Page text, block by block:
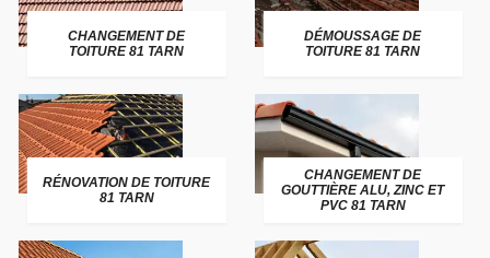
CHANGEMENT DE
TOITURE 81 TARN
DÉMOUSSAGE DE
TOITURE 81 TARN
RÉNOVATION DE TOITURE
81 TARN
CHANGEMENT DE
GOUTTIÈRE ALU, ZINC ET
PVC 81 TARN